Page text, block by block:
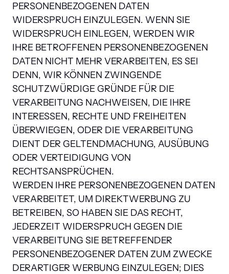
PERSONENBEZOGENEN DATEN
WIDERSPRUCH EINZULEGEN. WENN SIE
WIDERSPRUCH EINLEGEN, WERDEN WIR
IHRE BETROFFENEN PERSONENBEZOGENEN
DATEN NICHT MEHR VERARBEITEN, ES SEI
DENN, WIR KÖNNEN ZWINGENDE
SCHUTZWÜRDIGE GRÜNDE FÜR DIE
VERARBEITUNG NACHWEISEN, DIE IHRE
INTERESSEN, RECHTE UND FREIHEITEN
ÜBERWIEGEN, ODER DIE VERARBEITUNG
DIENT DER GELTENDMACHUNG, AUSÜBUNG
ODER VERTEIDIGUNG VON
RECHTSANSPRÜCHEN.
WERDEN IHRE PERSONENBEZOGENEN DATEN
VERARBEITET, UM DIREKTWERBUNG ZU
BETREIBEN, SO HABEN SIE DAS RECHT,
JEDERZEIT WIDERSPRUCH GEGEN DIE
VERARBEITUNG SIE BETREFFENDER
PERSONENBEZOGENER DATEN ZUM ZWECKE
DERARTIGER WERBUNG EINZULEGEN; DIES